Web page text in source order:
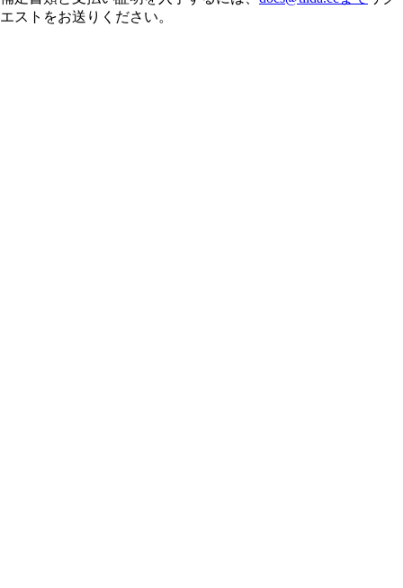
エストをお送りください。